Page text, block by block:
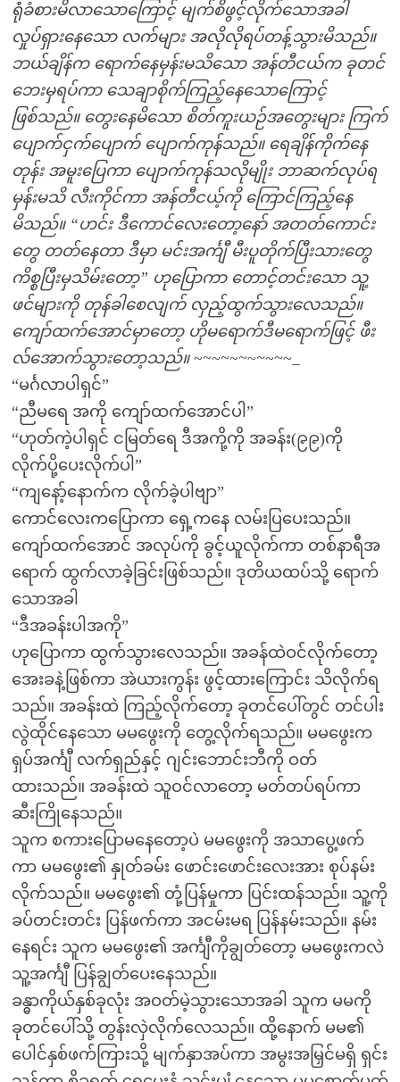
ရုံံခံစားမိလာသောကြောင့် မျက်စိဖွင့်လိုက်သောအခါ
လှုပ်ရှားနေသော လက်များ အလိုလိုရပ်တန့်သွားမိသည်။
ဘယ်ချိန်က ရောက်နေမှန်းမသိသော အန်တီငယ်က ခုတင်
ဘေးမှရပ်ကာ သေချာစိုက်ကြည့်နေသောကြောင့်
ဖြစ်သည်။ တွေးနေမိသော စိတ်ကူးယဉ်အတွေးများ ကြက်
ပျောက်ငှက်ပျောက် ပျောက်ကုန်သည်။ ရေချိန်ကိုက်နေ
တုန်း အမူးပြေကာ ပျောက်ကုန်သလိုမျိုး ဘာဆက်လုပ်ရ
မှန်းမသိ လီးကိုင်ကာ အန်တီငယ့်ကို ကြောင်ကြည့်နေ
မိသည်။ “ဟင်း ဒီကောင်လေးတော့နော် အတတ်ကောင်း
တွေ တတ်နေတာ ဒီမှာ မင်းအင်္ကျီ မီးပူတိုက်ပြီးသားတွေ
ကိစ္စပြီးမှသိမ်းတော့” ဟုပြောကာ တောင့်တင်းသော သူ့
ဖင်များကို တုန်ခါစေလျက် လှည့်ထွက်သွားလေသည်။
ကျော်ထက်အောင်မှာတော့ ဟိုမရောက်ဒီမရောက်ဖြင့် ဖီး
လ်အောက်သွားတော့သည်။ ~~~~~~~~~~~_
“မင်္ဂလာပါရှင်”
“ညီမရေ အကို ကျော်ထက်အောင်ပါ”
“ဟုတ်ကဲ့ပါရှင် ငမြတ်ရေ ဒီအကို့ကို အခန်း(၉၉)ကို
လိုက်ပို့ပေးလိုက်ပါ”
“ကျနော့်နောက်က လိုက်ခဲ့ပါဗျာ”
ကောင်လေးကပြောကာ ရှေ့ကနေ လမ်းပြပေးသည်။
ကျော်ထက်အောင် အလုပ်ကို ခွင့်ယူလိုက်ကာ တစ်နာရီအ
ရောက် ထွက်လာခဲ့ခြင်းဖြစ်သည်။ ဒုတိယထပ်သို့ ရောက်
သောအခါ
“ဒီအခန်းပါအကို”
ဟုပြောကာ ထွက်သွားလေသည်။ အခန်ထဲဝင်လိုက်တော့
အေးခနဲ့ဖြစ်ကာ အဲယားကွန်း ဖွင့်ထားကြောင်း သိလိုက်ရ
သည်။ အခန်းထဲ ကြည့်လိုက်တော့ ခုတင်ပေါ်တွင် တင်ပါး
လွဲထိုင်နေသော မမဖွေးကို တွေ့လိုက်ရသည်။ မမဖွေးက
ရှပ်အင်္ကျီ လက်ရှည်နှင့် ဂျင်းဘောင်းဘီကို ဝတ်
ထားသည်။ အခန်းထဲ သူဝင်လာတော့ မတ်တပ်ရပ်ကာ
ဆီးကြိုနေသည်။
သူက စကားပြောမနေတော့ပဲ မမဖွေးကို အသာပွေ့ဖက်
ကာ မမဖွေး၏ နှုတ်ခမ်း ဖောင်းဖောင်းလေးအား စုပ်နမ်း
လိုက်သည်။ မမဖွေး၏ တုံ့ပြန်မှုကာ ပြင်းထန်သည်။ သူ့ကို
ခပ်တင်းတင်း ပြန်ဖက်ကာ အငမ်းမရ ပြန်နမ်းသည်။ နမ်း
နေရင်း သူက မမဖွေး၏ အင်္ကျီကိုချွတ်တော့ မမဖွေးကလဲ
သူ့အင်္ကျီ ပြန်ချွတ်ပေးနေသည်။
ခန္ဓာကိုယ်နှစ်ခုလုံး အဝတ်မဲ့သွားသောအခါ သူက မမကို
ခုတင်ပေါ်သို့ တွန်းလှဲလိုက်လေသည်။ ထို့နောက် မမ၏
ပေါင်နှစ်ဖက်ကြားသို့ မျက်နှာအပ်ကာ အမွးအမြှင်မရှိ ရှင်း